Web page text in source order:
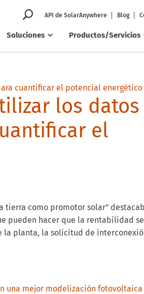
API de SolarAnywhere Blog
Soluciones Productos/Servicios
los datos
el
tierra como promotor solar"
pueden hacer que la rentabilidad
la planta, la solicitud de